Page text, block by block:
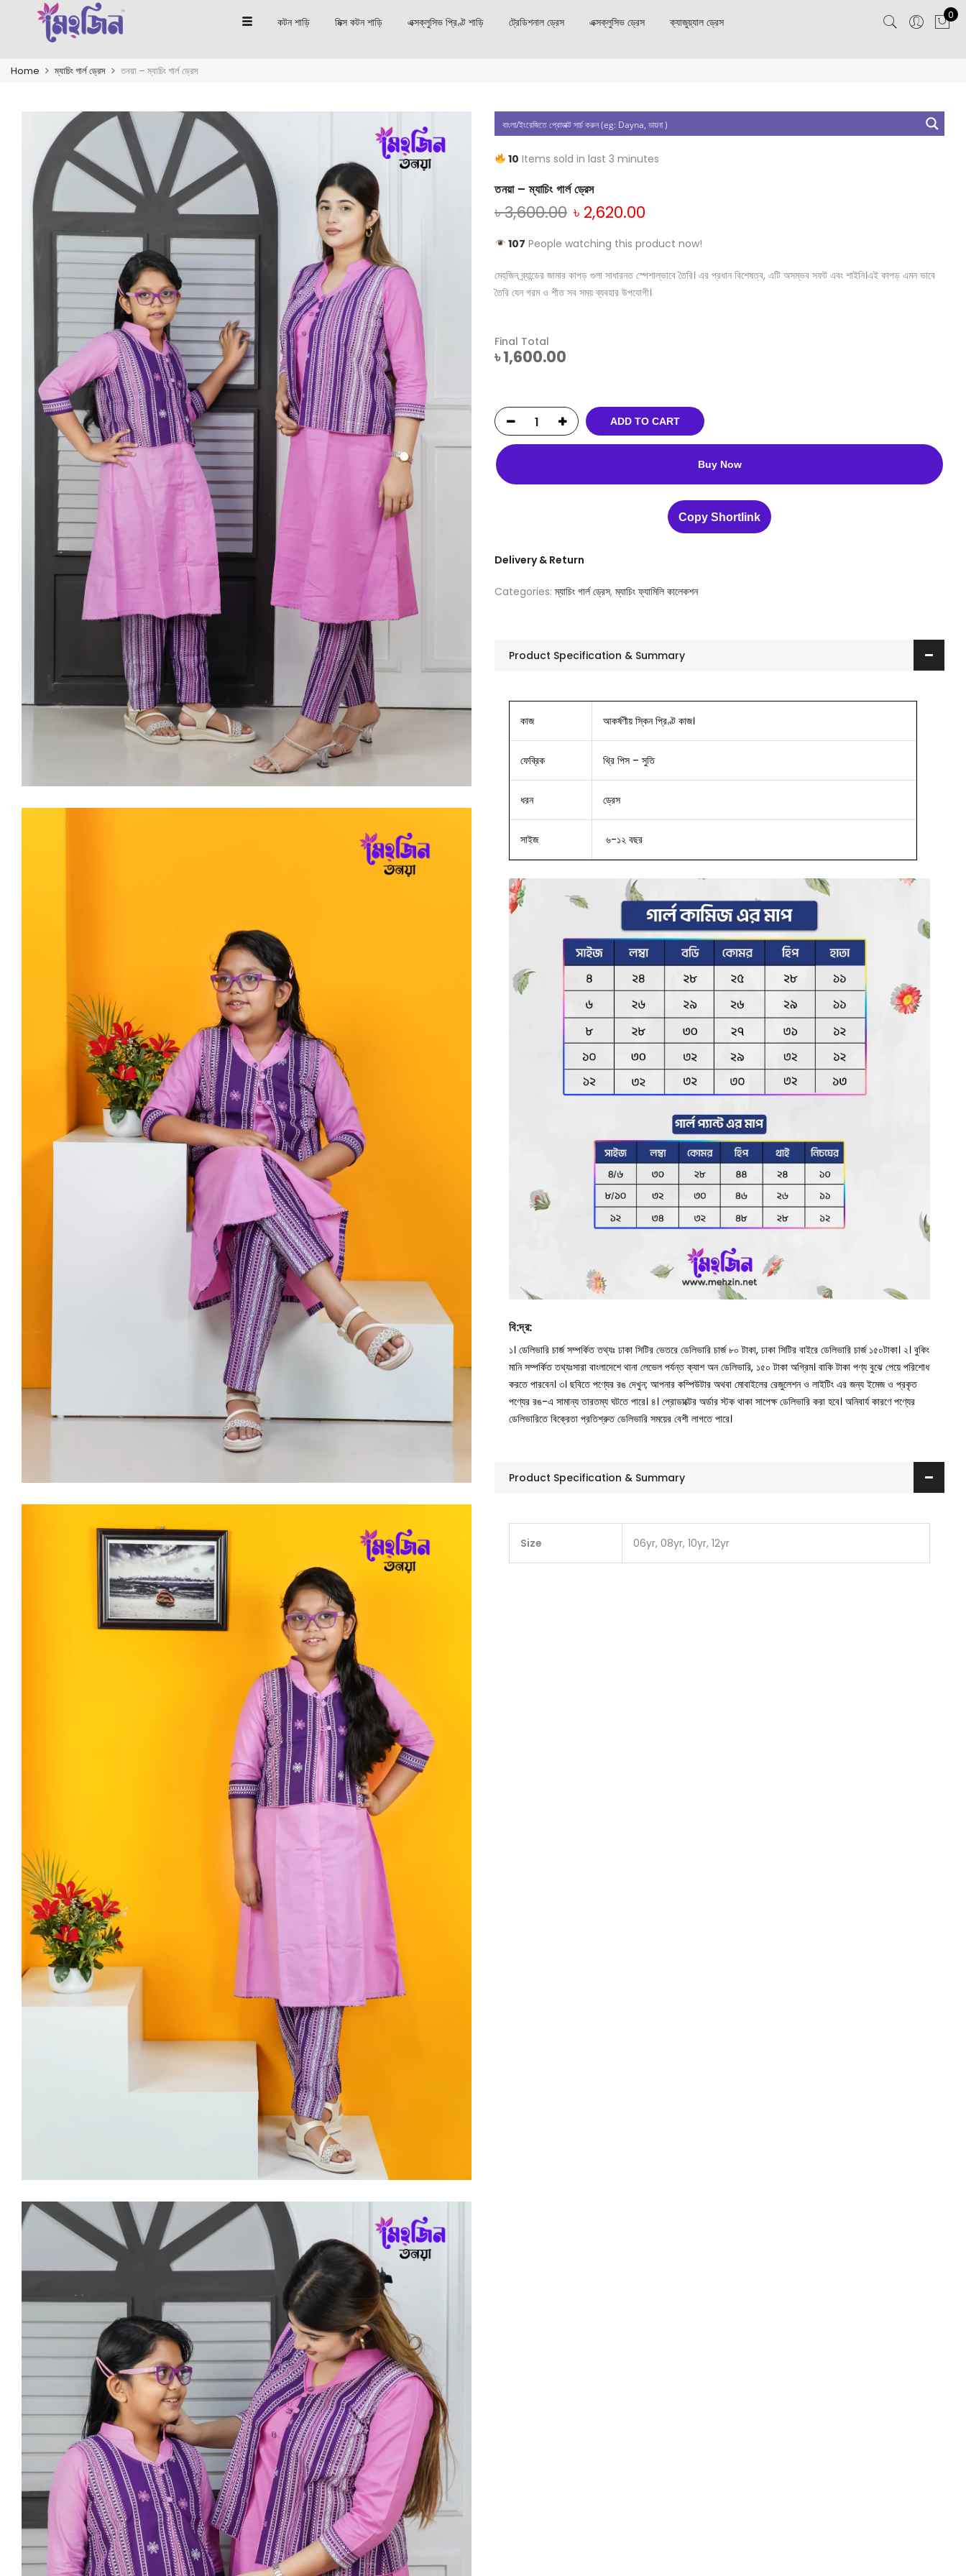
কটন শাড়ি মিক্স কটন শাড়ি এক্সক্লুসিভ প্রিণ্ট শাড়ি ট্রেডিশনাল ড্রেস এক্সক্লুসিভ ড্রেস ক্যাজুয়্যাল ড্রেস
0
Home ম্যাচিং গার্ল ড্রেস তনয়া – ম্যাচিং গার্ল ড্রেস
10 Items sold in last 3 minutes
তনয়া – ম্যাচিং গার্ল ড্রেস
৳3,600.00 ৳ 2,620.00
107 People watching this product now!
মেহ্‌জিন ব্র্যান্ডের জামার কাপড় গুলা সাধারনত স্পেশাল্ভাবে তৈরি। এর প্রধান বিশেষত্ব, এটি অসম্ভব সফট এবং শাইনি।এই কাপড় এমন ভাবে
তৈরি যেন গরম ও শীত সব সময় ব্যবহার উপযোগী।
Final Total
৳1,600.00
ADD TO CART
Buy Now
Copy Shortlink
Delivery & Return
Categories:ম্যাচিং গার্ল ড্রেস,ম্যাচিং ফ্যামিলি কালেকশন
Product Specification & Summary
কাজ আকর্ষণীয় স্কিন প্রিণ্ট কাজ।
ফেব্রিক থ্রি পিস – সুতি
ধরন ড্রেস
সাইজ ৬-১২ বছর
বি:দ্র:
১। ডেলিভারি চার্জ সম্পর্কিত তথ্যঃ ঢাকা সিটির ভেতরে ডেলিভারি চার্জ ৮০ টাকা, ঢাকা সিটির বাইরে ডেলিভারি চার্জ ১৫০টাকা। ২। বুকিং
মানি সম্পর্কিত তথ্যঃসারা বাংলাদেশে থানা লেভেল পর্যন্ত ক্যাশ অন ডেলিভারি, ১৫০ টাকা অগ্রিম। বাকি টাকা পণ্য বুঝে পেয়ে পরিশোধ
করতে পারবেন। ৩। ছবিতে পণ্যের রঙ দেখুন; আপনার কম্পিউটার অথবা মোবাইলের রেজুলেশন ও লাইটিং এর জন্য ইমেজ ও প্রকৃত
পণ্যের রঙ-এ সামান্য তারতম্য ঘটতে পারে। ৪। প্রোডাক্টের অর্ডার স্টক থাকা সাপেক্ষ ডেলিভারি করা হবে। অনিবার্য কারণে পণ্যের
ডেলিভারিতে বিক্রেতা প্রতিশ্রুত ডেলিভারি সময়ের বেশী লাগতে পারে।
Product Specification & Summary
Size 06yr, 08yr, 10yr, 12yr